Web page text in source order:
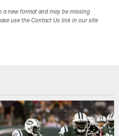
a new format and may be missing
use the Contact Us link in our site